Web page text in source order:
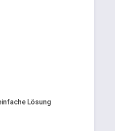
Lösung